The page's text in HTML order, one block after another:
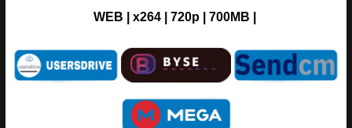
WEB | x264 | 720p | 700MB